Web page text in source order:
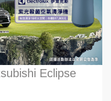
Eclipse